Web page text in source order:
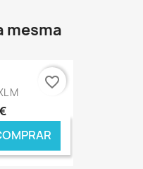
mesma
M
favorite_border